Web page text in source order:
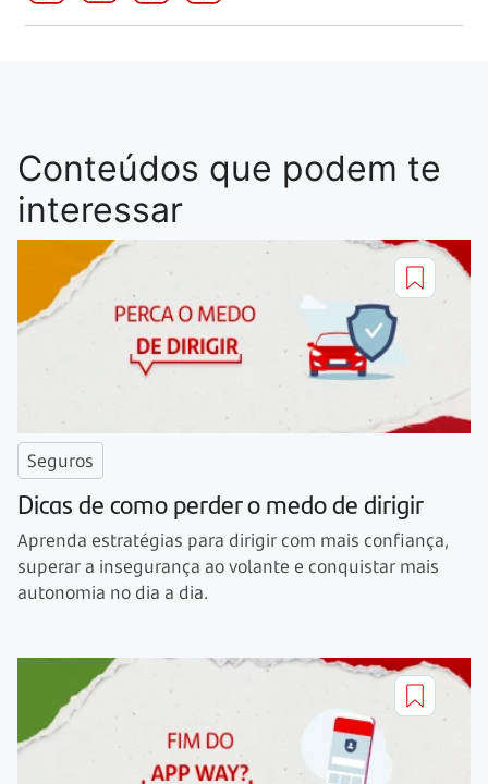
Conteúdos que podem te
interessar
Seguros
Dicas de como perder o medo de dirigir
Aprenda estratégias para dirigir com mais confiança,
superar a insegurança ao volante e conquistar mais
autonomia no dia a dia.